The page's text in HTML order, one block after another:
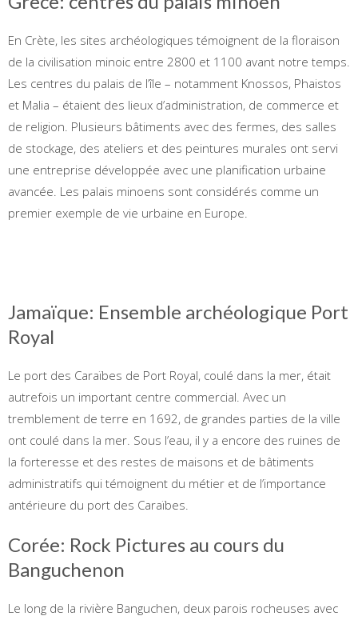
En Crète, les sites archéologiques témoignent de la floraison
de la civilisation minoic entre 2800 et 1100 avant notre temps.
Les centres du palais de l’île – notamment Knossos, Phaistos
et Malia – étaient des lieux d’administration, de commerce et
de religion. Plusieurs bâtiments avec des fermes, des salles
de stockage, des ateliers et des peintures murales ont servi
une entreprise développée avec une planification urbaine
avancée. Les palais minoens sont considérés comme un
premier exemple de vie urbaine en Europe.
Jamaïque: Ensemble archéologique Port
Royal
Le port des Caraïbes de Port Royal, coulé dans la mer, était
autrefois un important centre commercial. Avec un
tremblement de terre en 1692, de grandes parties de la ville
ont coulé dans la mer. Sous l’eau, il y a encore des ruines de
la forteresse et des restes de maisons et de bâtiments
administratifs qui témoignent du métier et de l’importance
antérieure du port des Caraïbes.
Corée: Rock Pictures au cours du
Banguchenon
Le long de la rivière Banguchen, deux parois rocheuses avec